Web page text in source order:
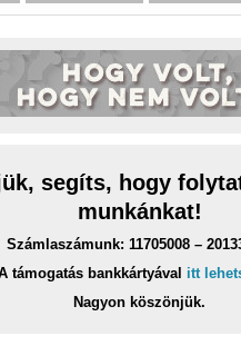
segíts, hogy
munkánkat!
Számlaszámunk: 11705008 –
támogatás bankkártyával itt
Nagyon köszönjük.